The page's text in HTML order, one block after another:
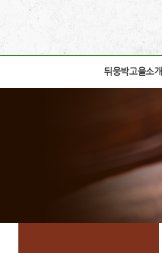
뒤웅박고을소개
뒤웅박고을소개
조감도